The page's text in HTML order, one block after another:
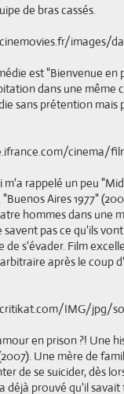
de bras cassés.
est "Bienvenue
dans une même
sans prétention
m'a rappelé un peu
Aires 1977"
hommes dans une
savent pas ce qu'ils
de s'évader. Film
après le coup
en prison ?! Une
Une mère de
de se suicider, dès
déjà prouvé qu'il